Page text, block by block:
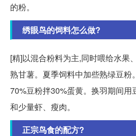
的粉。
绣眼鸟的饲料怎么做?
[精]以混合粉料为主,同时喂给水果
熟甘薯。夏季饲料中加些熟绿豆粉
70%豆粉拌30%蛋黄。换羽期间用
和少量虾、瘦肉。
正宗鸟食的配方?